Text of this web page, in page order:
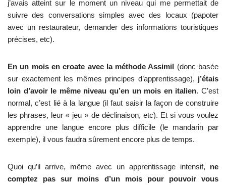
j’avais atteint sur le moment un niveau qui me permettait de
suivre des conversations simples avec des locaux (papoter
avec un restaurateur, demander des informations touristiques
précises, etc).
En un mois en croate avec la méthode Assimil (donc basée
sur exactement les mêmes principes d’apprentissage), j’étais
loin d’avoir le même niveau qu’en un mois en italien. C’est
normal, c’est lié à la langue (il faut saisir la façon de construire
les phrases, leur « jeu » de déclinaison, etc). Et si vous voulez
apprendre une langue encore plus difficile (le mandarin par
exemple), il vous faudra sûrement encore plus de temps.
Quoi qu’il arrive, même avec un apprentissage intensif, ne
comptez pas sur moins d’un mois pour pouvoir vous